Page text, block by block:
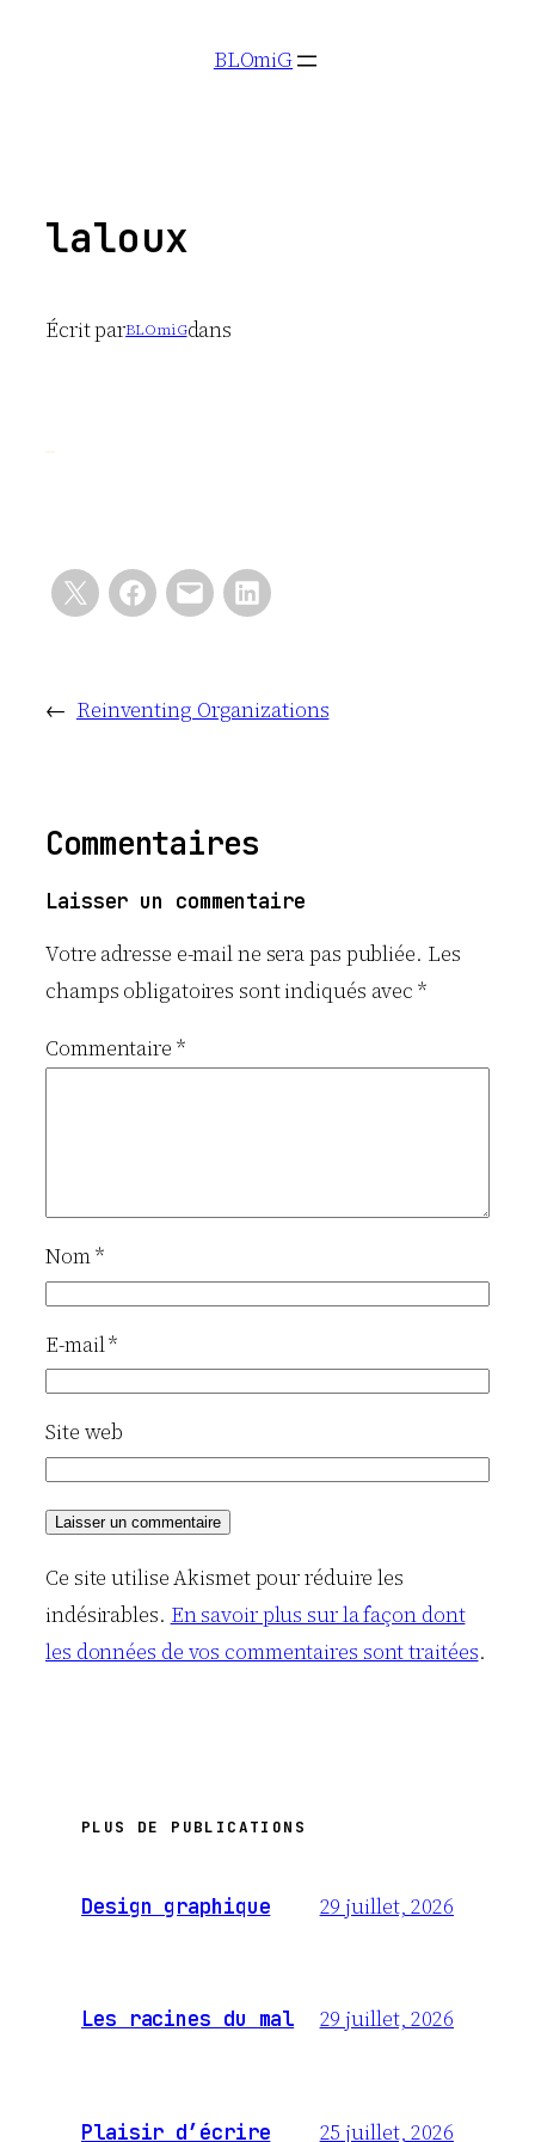
BLOmiG
laloux
Écrit parBLOmiGdans
← Reinventing Organizations
Commentaires
Laisser un commentaire
Votre adresse e-mail ne sera pas publiée. Les
champs obligatoires sont indiqués avec*
Commentaire *
Nom*
E-mail*
Site web
Ce site utilise Akismet pour réduire les
indésirables. En savoir plus sur la façon dont
les données de vos commentaires sont traitées.
PLUS DE PUBLICATIONS
Design graphique 29 juillet, 2026
Les racines du mal 29 juillet, 2026
Plaisir d’écrire 25 juillet, 2026